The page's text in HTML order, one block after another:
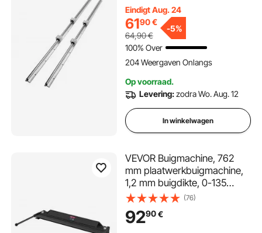
SBR20UU glijblokken, lineair
lagerblok, CNC-onderdelen
voor 3D-printer,
frezen/draaien
Eindigt Aug. 24
6190€
64,90€
-5%
100% Over
204 Weergaven Onlangs
Op voorraad.
Levering:zodra Wo. Aug. 12
In winkelwagen
VEVOR Buigmachine, 762
mm plaatwerkbuigmachine,
1,2 mm buigdikte, 0-135
graden verstelbaar,
metaalbuigmachine, geen
schudden, zware aluminium
(76)
9290€